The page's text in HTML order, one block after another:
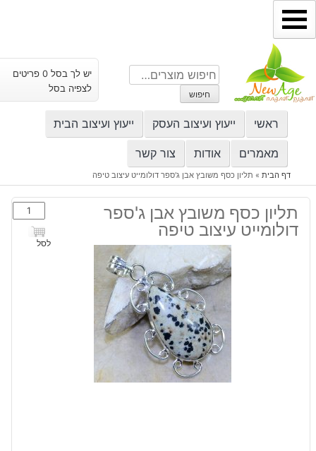
דילוג
לתוכן
חיפוש
עבור:
חיפוש
יש לך בסל 0 פריטים
לצפיה בסל
ראשי ייעוץ ועיצוב העסק ייעוץ ועיצוב הבית
מאמרים אודות צור קשר
דף הבית» תליון כסף משובץ אבן ג'ספר דולומייט עיצוב טיפה
תליון כסף משובץ אבן ג'ספר
דולומייט עיצוב טיפה
כמות
של
תליון
לסל